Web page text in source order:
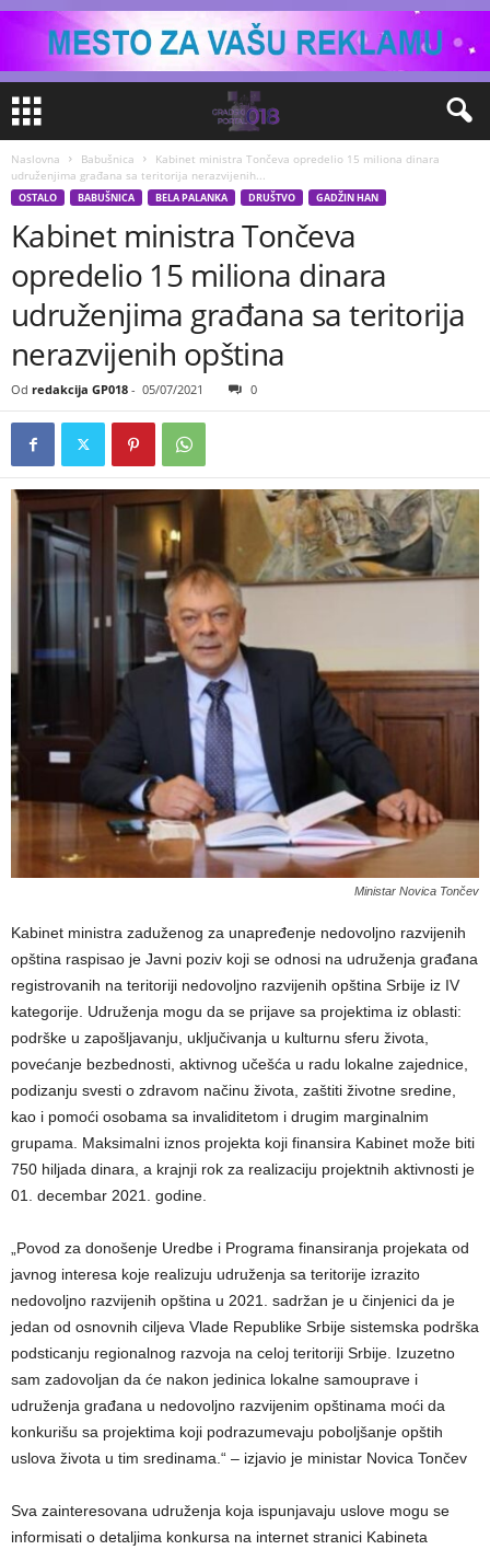
Naslovna Babušnica
Kabinet ministra Tončeva opredelio 15 miliona dinara
udruženjima građana sa teritorija nerazvijenih...
OSTALO BABUŠNICA BELA PALANKA DRUŠTVO GADŽIN HAN
Kabinet ministra Tončeva
opredelio 15 miliona dinara
udruženjima građana sa teritorija
nerazvijenih opština
Od redakcija GP018 - 05/07/2021 0
Ministar Novica Tončev
Kabinet ministra zaduženog za unapređenje nedovoljno razvijenih
opština raspisao je Javni poziv koji se odnosi na udruženja građana
registrovanih na teritoriji nedovoljno razvijenih opština Srbije iz IV
kategorije. Udruženja mogu da se prijave sa projektima iz oblasti:
podrške u zapošljavanju, uključivanja u kulturnu sferu života,
povećanje bezbednosti, aktivnog učešća u radu lokalne zajednice,
podizanju svesti o zdravom načinu života, zaštiti životne sredine,
kao i pomoći osobama sa invaliditetom i drugim marginalnim
grupama. Maksimalni iznos projekta koji finansira Kabinet može biti
750 hiljada dinara, a krajnji rok za realizaciju projektnih aktivnosti je
01. decembar 2021. godine.
„Povod za donošenje Uredbe i Programa finansiranja projekata od
javnog interesa koje realizuju udruženja sa teritorije izrazito
nedovoljno razvijenih opština u 2021. sadržan je u činjenici da je
jedan od osnovnih ciljeva Vlade Republike Srbije sistemska podrška
podsticanju regionalnog razvoja na celoj teritoriji Srbije. Izuzetno
sam zadovoljan da će nakon jedinica lokalne samouprave i
udruženja građana u nedovoljno razvijenim opštinama moći da
konkurišu sa projektima koji podrazumevaju poboljšanje opštih
uslova života u tim sredinama.“ – izjavio je ministar Novica Tončev
Sva zainteresovana udruženja koja ispunjavaju uslove mogu se
informisati o detaljima konkursa na internet stranici Kabineta